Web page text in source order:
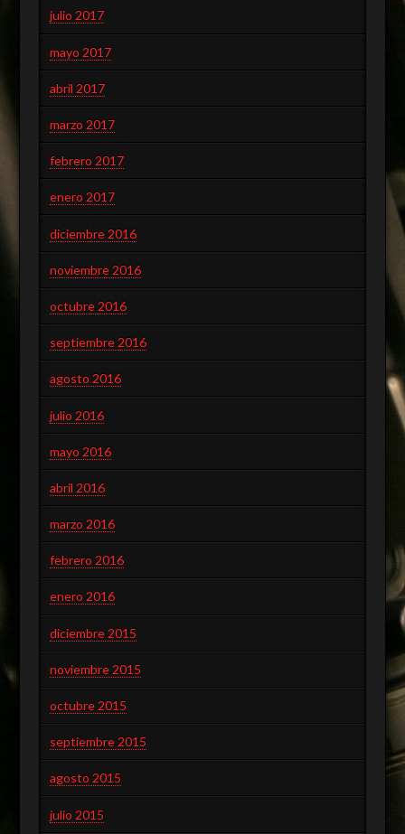
julio 2017
mayo 2017
abril 2017
marzo 2017
febrero 2017
enero 2017
diciembre 2016
noviembre 2016
octubre 2016
septiembre 2016
agosto 2016
julio 2016
mayo 2016
abril 2016
marzo 2016
febrero 2016
enero 2016
diciembre 2015
noviembre 2015
octubre 2015
septiembre 2015
agosto 2015
julio 2015